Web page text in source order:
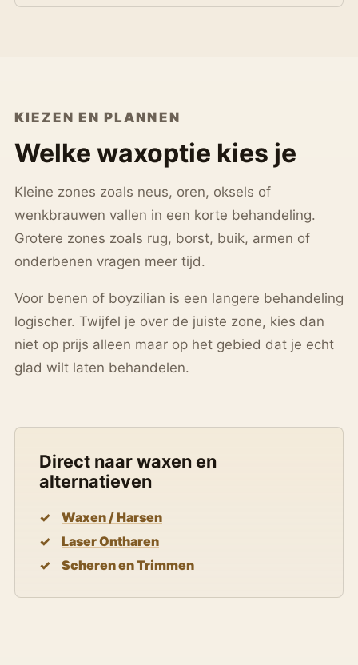
KIEZEN EN PLANNEN
Welke waxoptie kies je
Kleine zones zoals neus, oren, oksels of
wenkbrauwen vallen in een korte behandeling.
Grotere zones zoals rug, borst, buik, armen of
onderbenen vragen meer tijd.
Voor benen of boyzilian is een langere behandeling
logischer. Twijfel je over de juiste zone, kies dan
niet op prijs alleen maar op het gebied dat je echt
glad wilt laten behandelen.
Direct naar waxen en
alternatieven
Waxen / Harsen
Laser Ontharen
Scheren en Trimmen